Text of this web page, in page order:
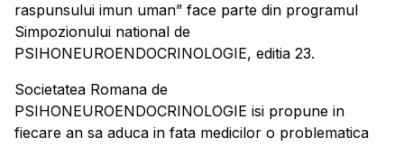
raspunsului imun uman” face parte din programul
Simpozionului national de
PSIHONEUROENDOCRINOLOGIE, editia 23.
Societatea Romana de
PSIHONEUROENDOCRINOLOGIE isi propune in
fiecare an sa aduca in fata medicilor o problematica